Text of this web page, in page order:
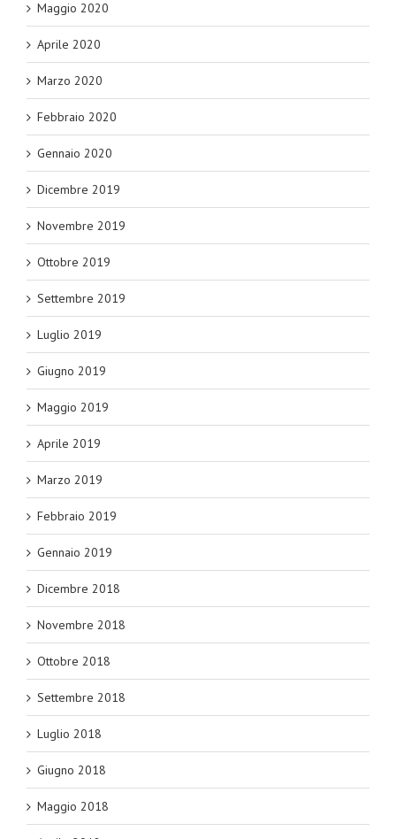
Maggio 2020
Aprile 2020
Marzo 2020
Febbraio 2020
Gennaio 2020
Dicembre 2019
Novembre 2019
Ottobre 2019
Settembre 2019
Luglio 2019
Giugno 2019
Maggio 2019
Aprile 2019
Marzo 2019
Febbraio 2019
Gennaio 2019
Dicembre 2018
Novembre 2018
Ottobre 2018
Settembre 2018
Luglio 2018
Giugno 2018
Maggio 2018